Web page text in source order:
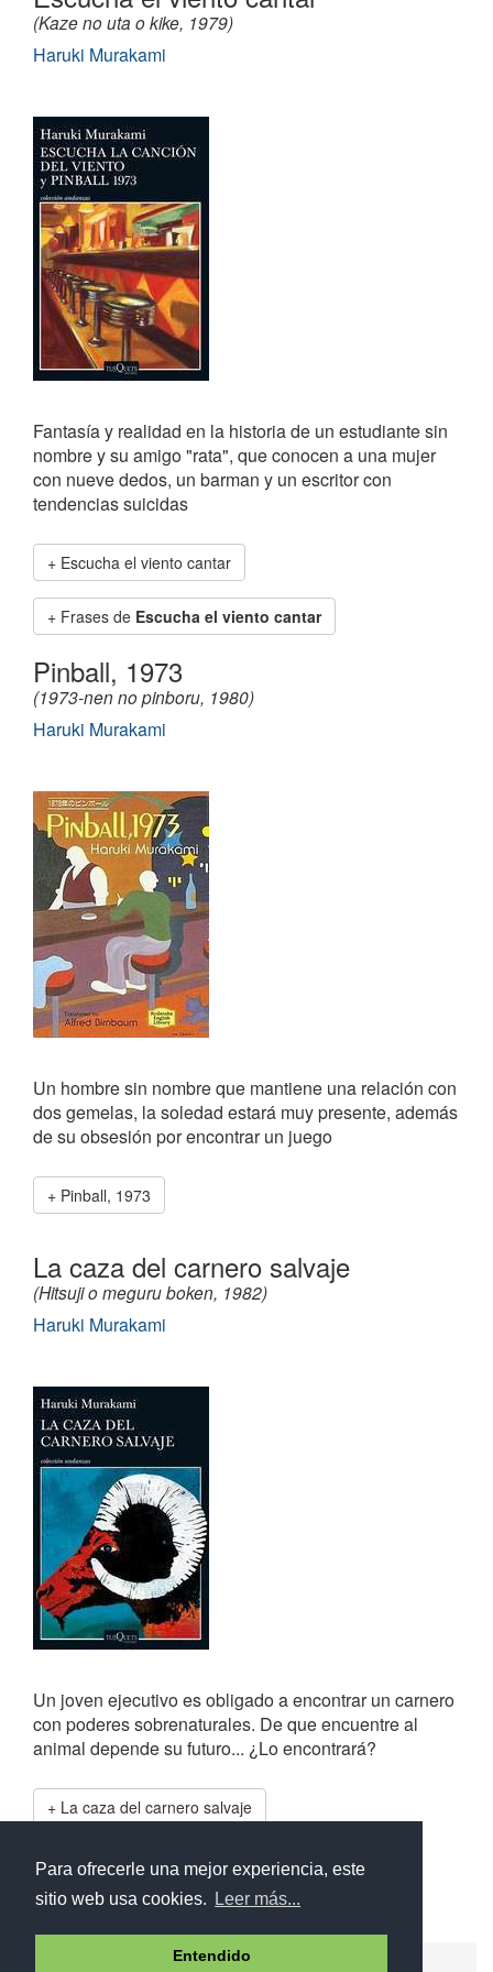
Para ofrecerle una mejor experiencia, este
sitio web usa cookies.
Leer más...
Entendido
(Kaze no uta o kike, 1979)
Haruki Murakami
Fantasía y realidad en la historia de un estudiante sin
nombre y su amigo "rata", que conocen a una mujer
con nueve dedos, un barman y un escritor con
tendencias suicidas
Escucha el viento cantar
Frases de Escucha el viento cantar
Pinball, 1973
(1973-nen no pinboru, 1980)
Haruki Murakami
Un hombre sin nombre que mantiene una relación con
dos gemelas, la soledad estará muy presente, además
de su obsesión por encontrar un juego
Pinball, 1973
La caza del carnero salvaje
(Hitsuji o meguru boken, 1982)
Haruki Murakami
Un joven ejecutivo es obligado a encontrar un carnero
con poderes sobrenaturales. De que encuentre al
animal depende su futuro... ¿Lo encontrará?
La caza del carnero salvaje
Frases deLa caza del carnero salvaje
Aviso legal